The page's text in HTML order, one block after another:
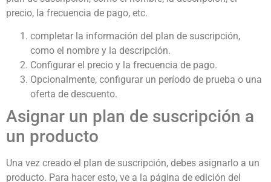
precio, la frecuencia de pago, etc.
completar la información del plan de suscripción,
como el nombre y la descripción.
Configurar el precio y la frecuencia de pago.
Opcionalmente, configurar un período de prueba o una
oferta de descuento.
Asignar un plan de suscripción a
un producto
Una vez creado el plan de suscripción, debes asignarlo a un
producto. Para hacer esto, ve a la página de edición del